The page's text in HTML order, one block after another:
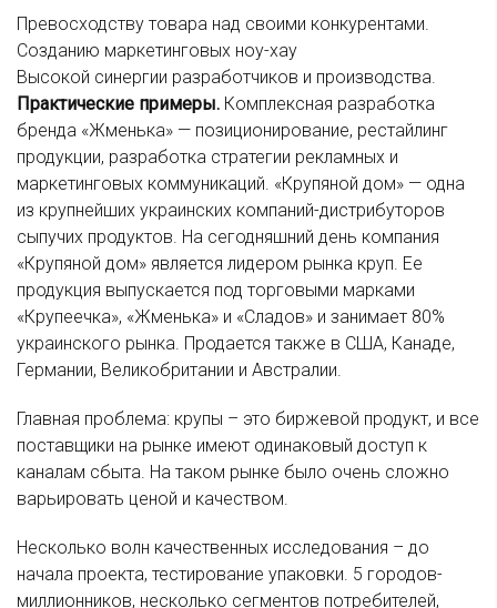
Превосходству товара над своими конкурентами.
Созданию маркетинговых ноу-хау
Высокой синергии разработчиков и производства.
Практические примеры. Комплексная разработка
бренда «Жменька» — позиционирование, рестайлинг
продукции, разработка стратегии рекламных и
маркетинговых коммуникаций. «Крупяной дом» — одна
из крупнейших украинских компаний-дистрибуторов
сыпучих продуктов. На сегодняшний день компания
«Крупяной дом» является лидером рынка круп. Ее
продукция выпускается под торговыми марками
«Крупеечка», «Жменька» и «Сладов» и занимает 80%
украинского рынка. Продается также в США, Канаде,
Германии, Великобритании и Австралии.
Главная проблема: крупы – это биржевой продукт, и все
поставщики на рынке имеют одинаковый доступ к
каналам сбыта. На таком рынке было очень сложно
варьировать ценой и качеством.
Несколько волн качественных исследования – до
начала проекта, тестирование упаковки. 5 городов-
миллионников, несколько сегментов потребителей,